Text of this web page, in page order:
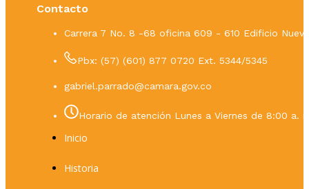
Contacto
Carrera 7 No. 8 -68 oficina 609 - 610 Edificio
Pbx: (57) (601) 877 0720 Ext. 5344/5345
gabriel.parrado@camara.gov.co
Horario de atención Lunes a Viernes de 8:00 a.
Inicio
Historia